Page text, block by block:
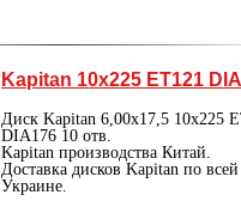
Kapitan 10x225 ET121
Диск Kapitan 6,00х17,5 10x225
DIA176 10 отв.
Kapitan производства Китай.
Доставка дисков Kapitan по всей
Украине.